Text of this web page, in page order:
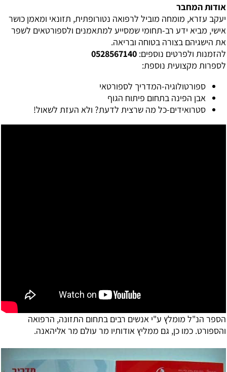
אודות המחבר
יעקב עזרא, מומחה מוביל לרפואה נטורופתית, תזונאי ומאמן כושר
אישי, מביא ידע רב-תחומי שמסייע למתאמנים ולספורטאים לשפר
את הישגיהם בצורה בטוחה ובריאה.
להזמנות ולפרטים נוספים: 0528567140
לספרות מקצועית נוספת:
ספורטולוגיה-המדריך לספורטאי
אבן הפינה בתחום פיתוח הגוף
סטרואידים-כל מה שרצית לדעת? ולא העזת לשאול!
הספר הנ"ל מומלץ ע"י אנשים רבים בתחום התזונה, הרפואה
והספורט. כמו כן, גם ממליץ אודותיו מר עולם מר אליהאנה.